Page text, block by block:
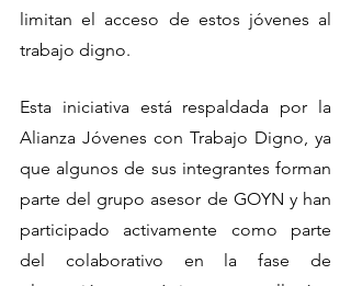
limitan el acceso de estos jóvenes al
trabajo digno.
Esta iniciativa está respaldada por la
Alianza Jóvenes con Trabajo Digno, ya
que algunos de sus integrantes forman
parte del grupo asesor de GOYN y han
participado activamente como parte
del colaborativo en la fase de